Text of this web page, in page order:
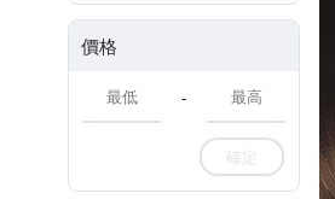
價格
-
確定